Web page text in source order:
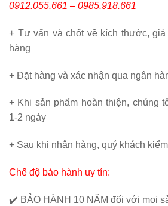
0912.055.661 – 0985.918.661
+ Tư vấn và chốt về kích thước,
hàng
+ Đặt hàng và xác nhận qua ngân
+ Khi sản phẩm hoàn thiện, chúng
1-2 ngày
+ Sau khi nhận hàng, quý khách
Chế độ bảo hành uy tín:
✔️ BẢO HÀNH 10 NĂM đối với mọi